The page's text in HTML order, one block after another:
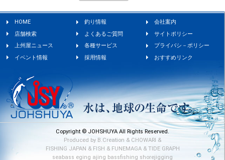
HOME 釣り情報
会社案内
店舗検索
よくあるご質問
サイトポリシー
上州屋ニュース
各種サービス
プライバシ－ポリシー
イベント情報
採用情報 おすすめリンク
Copyright © JOHSHUYA All Rights Reserved.
Produced by B.Creation & CHOWARI &
FISHING JAPAN & FISH & FUNEMAGA& TIDE GRAPH
seabass eging ajing bassfishing shorejigging